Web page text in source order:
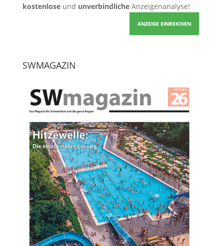
kostenloseund unverbindlicheAnzeigenanalyse!
ANZEIGE EINREICHEN
SWMAGAZIN